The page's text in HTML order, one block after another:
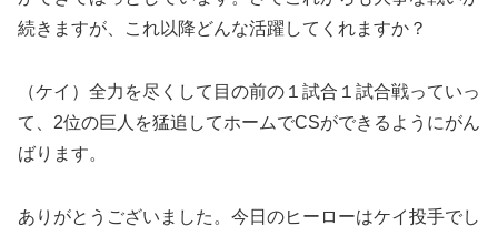
続きますが、これ以降どんな活躍してくれますか？
（ケイ）全力を尽くして目の前の１試合１試合戦っていっ
て、2位の巨人を猛追してホームでCSができるようにがん
ばります。
ありがとうございました。今日のヒーローはケイ投手でし